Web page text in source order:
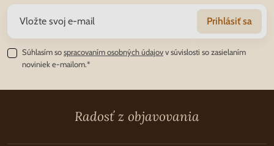
Prihlásiť sa
Súhlasím sospracovaním osobných údajovv súvislosti so zasielaním
noviniek e-mailom.*
Radosť z objavovania